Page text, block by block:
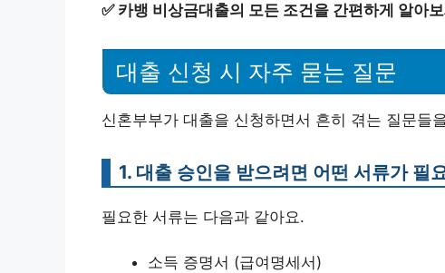
✅ 카뱅 비상금대출의 모든 조건을 간편하게 알아
대출 신청 시 자주 묻는 질문
신혼부부가 대출을 신청하면서 흔히 겪는 질문들
1. 대출 승인을 받으려면 어떤 서류가 필
필요한 서류는 다음과 같아요.
소득 증명서 (급여명세서)